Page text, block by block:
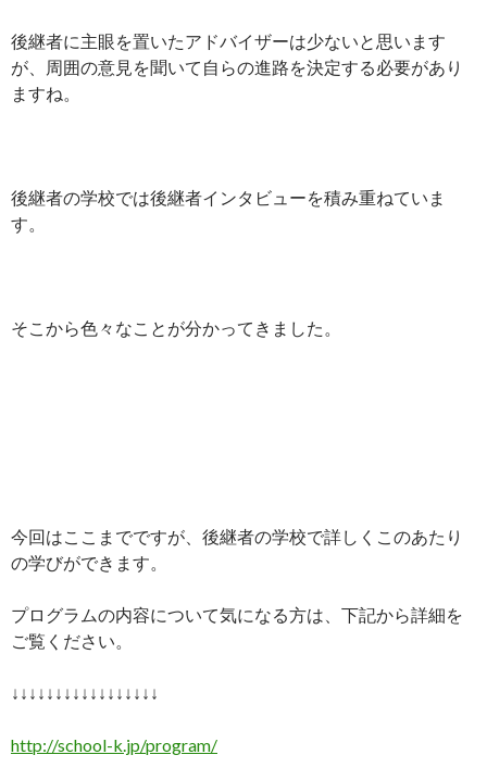
後継者に主眼を置いたアドバイザーは少ないと思います
が、周囲の意見を聞いて自らの進路を決定する必要があり
ますね。
後継者の学校では後継者インタビューを積み重ねていま
す。
そこから色々なことが分かってきました。
今回はここまでですが、後継者の学校で詳しくこのあたり
の学びができます。
プログラムの内容について気になる方は、下記から詳細を
ご覧ください。
↓↓↓↓↓↓↓↓↓↓↓↓↓↓↓↓↓
http://school-k.jp/program/